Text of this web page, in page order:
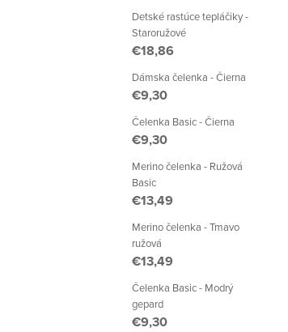
Detské rastúce tepláčiky -
Staroružové
€18,86
Dámska čelenka - Čierna
€9,30
Čelenka Basic - Čierna
€9,30
Merino čelenka - Ružová
Basic
€13,49
Merino čelenka - Tmavo
ružová
€13,49
Čelenka Basic - Modrý
gepard
€9,30